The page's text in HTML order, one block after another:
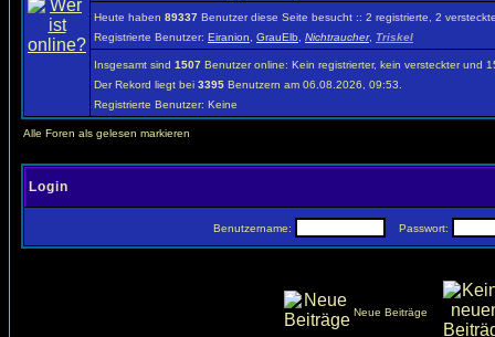
Heute haben 89337 Benutzer diese Seite besucht :: 2 registrierte, 2
Registrierte Benutzer: Eiranion GrauElb Nichtraucher, Triskel
Insgesamt sind 1507 Benutzer online: Kein registrierter, kein versteckter und
Der Rekord liegt bei 3395 Benutzern am 06.08.2026, 09:53.
Registrierte Benutzer: Keine
Alle Foren als gelesen markieren
Login
Benutzername: Passwort:
Neue Beiträge